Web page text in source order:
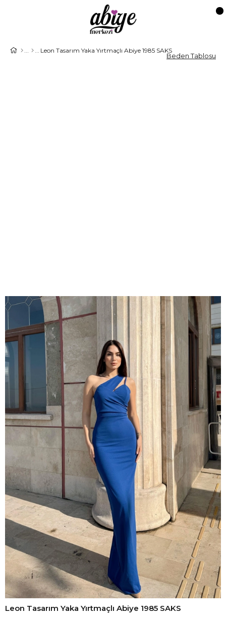
Leon Tasarım Yaka Yırtmaçlı Abiye 1985 SAKS
Leon Tasarım Yaka Yırtmaçlı Abiye 1985 SAKS
Beden Tablosu